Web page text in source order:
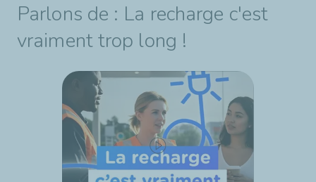
Parlons de : La recharge c'est
vraiment trop long !